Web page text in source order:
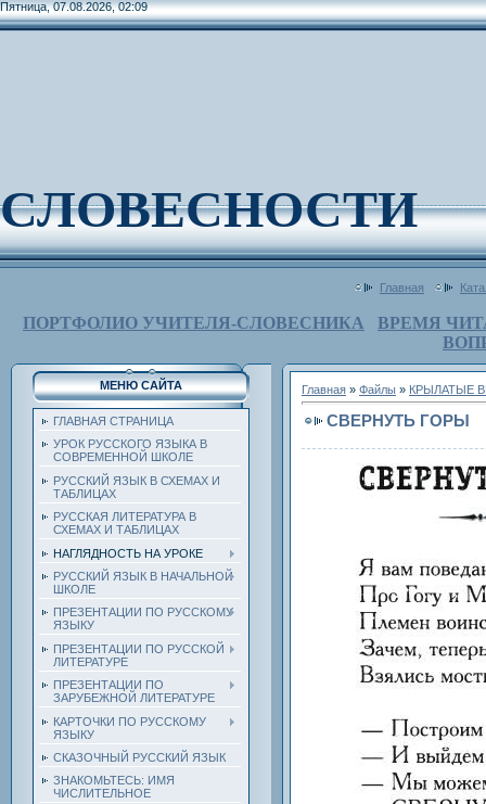
Пятница, 07.08.2026, 02:09
СЛОВЕСНОСТИ
Главная
ПОРТФОЛИО УЧИТЕЛЯ-СЛОВЕСНИКА
ВРЕМЯ
МЕНЮ САЙТА
ГЛАВНАЯ СТРАНИЦА
УРОК РУССКОГО ЯЗЫКА В
СОВРЕМЕННОЙ ШКОЛЕ
РУССКИЙ ЯЗЫК В СХЕМАХ И
ТАБЛИЦАХ
РУССКАЯ ЛИТЕРАТУРА В
СХЕМАХ И ТАБЛИЦАХ
НАГЛЯДНОСТЬ НА УРОКЕ
РУССКИЙ ЯЗЫК В НАЧАЛЬНОЙ
ШКОЛЕ
ПРЕЗЕНТАЦИИ ПО РУССКОМУ
ЯЗЫКУ
ПРЕЗЕНТАЦИИ ПО РУССКОЙ
ЛИТЕРАТУРЕ
ПРЕЗЕНТАЦИИ ПО
ЗАРУБЕЖНОЙ ЛИТЕРАТУРЕ
КАРТОЧКИ ПО РУССКОМУ
ЯЗЫКУ
СКАЗОЧНЫЙ РУССКИЙ ЯЗЫК
ЗНАКОМЬТЕСЬ: ИМЯ
ЧИСЛИТЕЛЬНОЕ
Главная » Файлы » КРЫЛАТЫЕ
СВЕРНУТЬ ГОРЫ